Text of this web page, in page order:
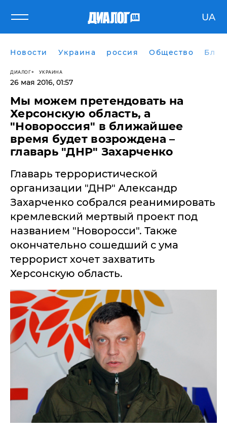
UA
Новости Украина россия Общество
ДИАЛОГ УКРАИНА
26 мая 2016, 01:57
Мы можем претендовать на
Херсонскую область, а
"Новороссия" в ближайшее
время будет возрождена –
главарь "ДНР" Захарченко
Главарь террористической
организации "ДНР" Александр
Захарченко собрался реанимировать
кремлевский мертвый проект под
названием "Новоросси". Также
окончательно сошедший с ума
террорист хочет захватить
Херсонскую область.